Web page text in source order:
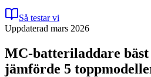
Så testar vi
Uppdaterad mars 2026
MC-batteriladdare bäst
jämförde 5